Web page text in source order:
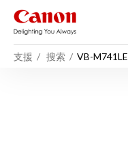
支援 搜索 VB-M741LE